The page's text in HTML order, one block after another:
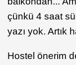
çünkü 4 saat
yazı yok. Artık
Hostel önerim